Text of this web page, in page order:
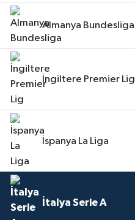
Almanya Bundesliga
İngiltere Premier Lig
İspanya La Liga
İtalya Serie A